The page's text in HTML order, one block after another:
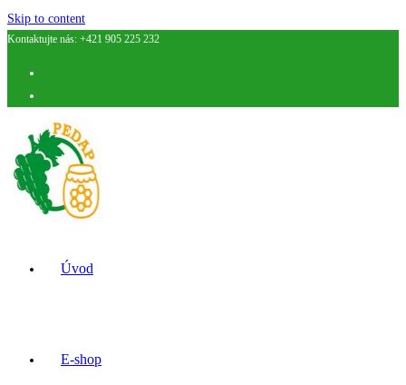
Skip to content
Kontaktujte nás: +421 905 225 232
Úvod
E-shop